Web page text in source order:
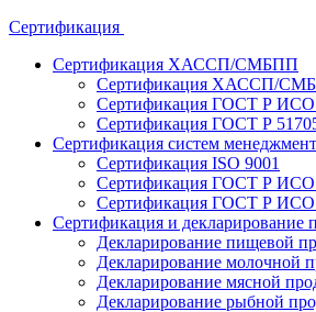
Сертификация
Сертификация ХАССП/СМБПП
Сертификация ХАССП/
Сертификация ГОСТ Р ИСО
Сертификация ГОСТ Р
Сертификация систем
Сертификация ISO 9001
Сертификация ГОСТ Р ИСО
Сертификация ГОСТ Р ИСО
Сертификация и декларирование
Декларирование пищевой
Декларирование молочной
Декларирование мясной
Декларирование рыбной